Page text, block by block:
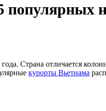
популярных
Страна отличается
курорты Вьетнама